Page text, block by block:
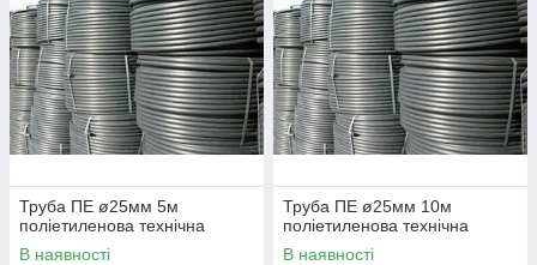
Труба ПЕ ø25мм 5м
поліетиленова технічна
В наявності
Труба ПЕ ø25мм 10м
поліетиленова технічна
В наявності